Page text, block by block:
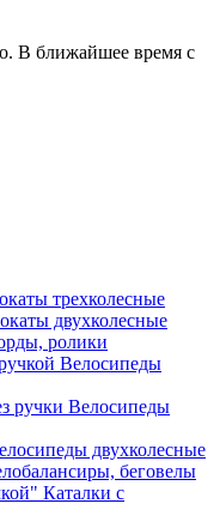
В ближайшее время с
трехколесные
двухколесные
ролики
Велосипеды
Велосипеды
двухколесные
беговелы
Каталки с